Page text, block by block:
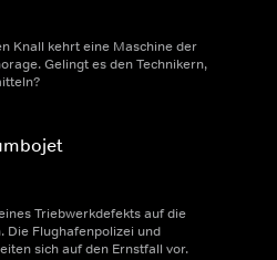
Knall kehrt eine Maschine der
Gelingt es den Technikern,
Triebwerkdefekts auf die
Die Flughafenpolizei und
sich auf den Ernstfall vor.